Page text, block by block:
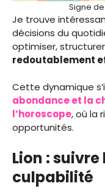
Signe
Je trouve
décisions du
optimiser,
redoutablement
Cette dynamique
abondance et la
l’horoscope, où la
opportunités.
Lion :
culpabilité